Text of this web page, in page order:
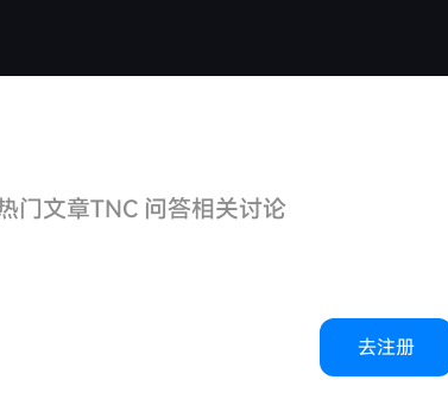
门文章TNC 问答相关讨论
去注册